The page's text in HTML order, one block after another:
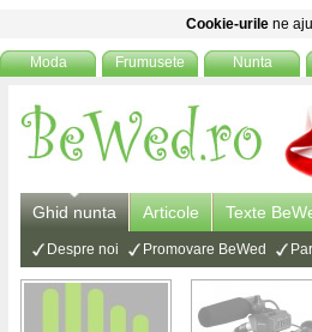
Cookie-urile ne
Moda Frumusete Nunta
Ghid nunta Articole Texte
Despre noi Promovare BeWed